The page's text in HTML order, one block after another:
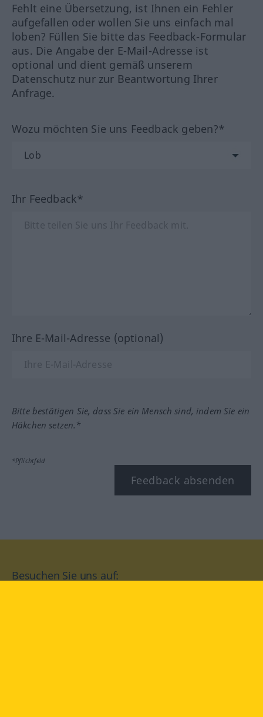
Fehlt eine Übersetzung, ist Ihnen ein Fehler
aufgefallen oder wollen Sie uns einfach mal
loben? Füllen Sie bitte das Feedback-Formular
aus. Die Angabe der E-Mail-Adresse ist
optional und dient gemäß unserem
Datenschutz nur zur Beantwortung Ihrer
Anfrage.
Wozu möchten Sie uns Feedback geben?*
Ihr Feedback*
Ihre E-Mail-Adresse (optional)
Bitte bestätigen Sie, dass Sie ein Mensch sind, indem Sie ein
Häkchen setzen.*
*Pflichtfeld
Feedback absenden
Besuchen Sie uns auf: